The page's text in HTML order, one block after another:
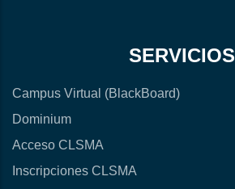
SERVICIOS
Campus Virtual (BlackBoard)
Dominium
Acceso CLSMA
Inscripciones CLSMA